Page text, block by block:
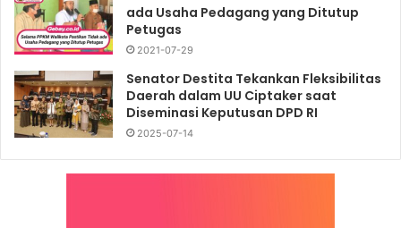
ada Usaha Pedagang yang Ditutup
Petugas
2021-07-29
Senator Destita Tekankan Fleksibilitas
Daerah dalam UU Ciptaker saat
Diseminasi Keputusan DPD RI
2025-07-14